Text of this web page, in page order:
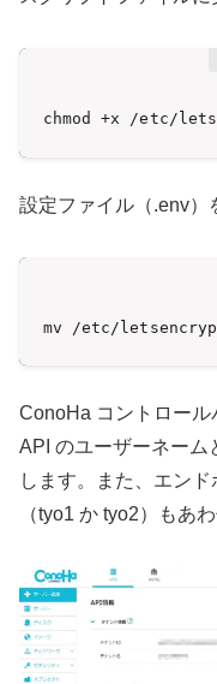
chmod +x /etc/
設定ファイル（.env）
mv /etc/
ConoHa コントロール
API のユーザーネーム
します。また、エン
（tyo1 か tyo2）もあ